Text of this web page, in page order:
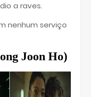
a raves.
nenhum serviço
Joon Ho)